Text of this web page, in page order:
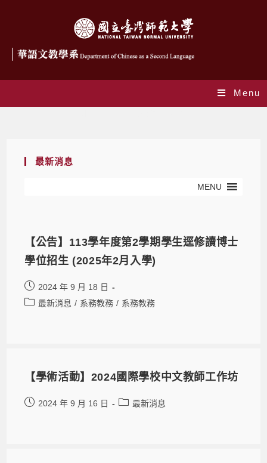
Menu
最新消息
MENU
【公告】113學年度第2學期學生逕修讀博士
學位招生 (2025年2月入學)
2024 年 9 月 18 日
最新消息 / 系務教務 / 系務教務
【學術活動】2024國際學校中文教師工作坊
2024 年 9 月 16 日 最新消息